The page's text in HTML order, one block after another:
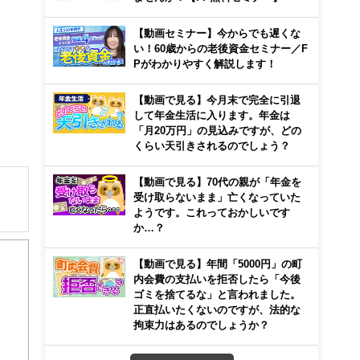
宅
【動画セミナー】今からでも遅くな
い！60歳からの老後資金セミナー／F
Pがわかりやすく解説します！
【動画で見る】今月末で完全に引退
して年金生活に入ります。年金は
「月20万円」の見込みですが、どの
くらい天引きされるのでしょう？
【動画で見る】70代の親が「年金を
受け取らないまま」亡くなっていた
ようです。これっておかしいです
か…？
【動画で見る】年間「5000円」の町
内会費の支払いを拒否したら「今後
ゴミを捨てるな」と言われました。
正直払いたくないのですが、法的な
拘束力はあるのでしょうか？